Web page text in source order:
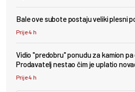
Bale ove subote postaju veliki plesni
Prije 4 h
Vidio "predobru" ponudu za kamion
Prodavatelj nestao čim je uplatio
Prije 4 h